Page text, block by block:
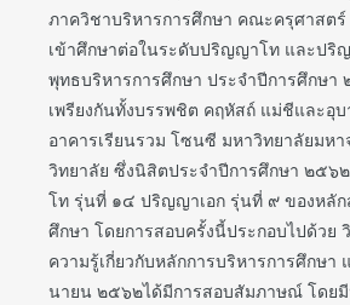
ศึกษา
ภาควิชา
บริหาร
การศึกษา
ภาควิชาบริหารการศึกษา คณะครุศาสตร์
เข้าศึกษาต่อในระดับปริญญาโท และปริ
พุทธบริหารการศึกษา ประจำปีการศึกษา
เพรียงกันทั้งบรรพชิต คฤหัสถ์ แม่ชีและอุ
อาคารเรียนรวม โซนซี มหาวิทยาลัยมห
วิทยาลัย ซึ่งนิสิตประจำปีการศึกษา ๒๕๖
โท รุ่นที่ ๑๔ ปริญญาเอก รุ่นที่ ๙ ของหลัก
ศึกษา โดยการสอบครั้งนี้ประกอบไปด้วย
ความรู้เกี่ยวกับหลักการบริหารการศึกษา
นายน ๒๕๖๒ได้มีการสอบสัมภาษณ์ โดยมี